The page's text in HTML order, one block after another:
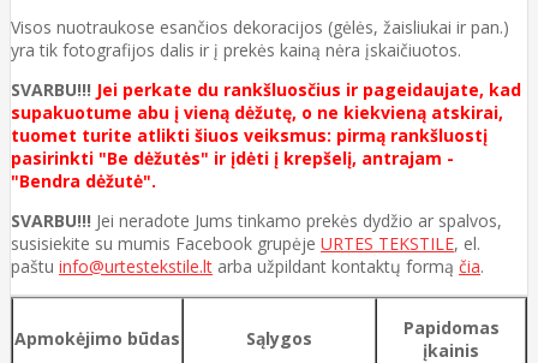
Visos nuotraukose esančios dekoracijos (gėlės, žaisliukai ir pan.)
yra tik fotografijos dalis ir į prekės kainą nėra įskaičiuotos.
SVARBU!!! Jei perkate du rankšluosčius ir pageidaujate, kad
supakuotume abu į vieną dėžutę, o ne kiekvieną atskirai,
tuomet turite atlikti šiuos veiksmus: pirmą rankšluostį
pasirinkti "Be dėžutės" ir įdėti į krepšelį, antrajam -
"Bendra dėžutė".
SVARBU!!! Jei neradote Jums tinkamo prekės dydžio ar spalvos,
susisiekite su mumis Facebook grupėje URTES TEKSTILE, el.
paštu info@urtestekstile.lt arba užpildant kontaktų formą čia.
Apmokėjimo būdas Sąlygos
Papidomas
įkainis